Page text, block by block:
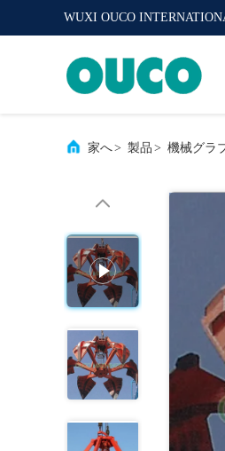
WUXI OUCO
家へ> 製品 > 機械グラ